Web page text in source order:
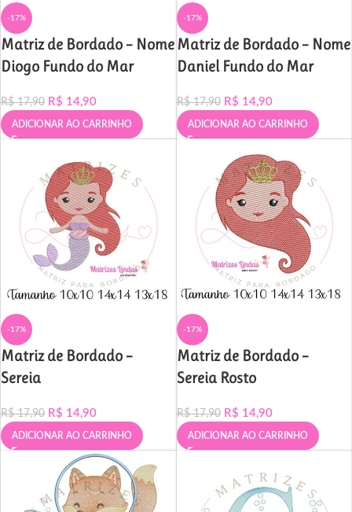
-17%
Matriz de Bordado – Nome
Diogo Fundo do Mar
R$17,90 R$ 14,90
ADICIONAR AO CARRINHO
-17%
Matriz de Bordado – Nome
Daniel Fundo do Mar
R$17,90 R$ 14,90
ADICIONAR AO CARRINHO
-17%
Matriz de Bordado –
Sereia
R$17,90 R$ 14,90
ADICIONAR AO CARRINHO
-17%
Matriz de Bordado –
Sereia Rosto
R$17,90 R$ 14,90
ADICIONAR AO CARRINHO